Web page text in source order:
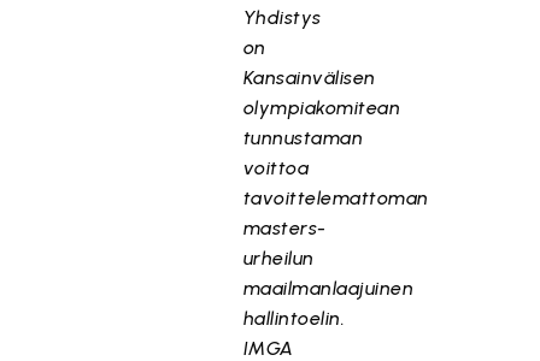
Yhdistys
on
Kansainvälisen
olympiakomitean
tunnustaman
voittoa
tavoittelemattoman
masters-
urheilun
maailmanlaajuinen
hallintoelin.
IMGA